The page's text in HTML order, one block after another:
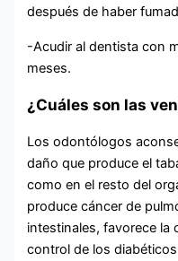
después de haber
-Acudir al dentista con
meses.
¿Cuáles son las
Los odontólogos
daño que produce el
como en el resto del
produce cáncer de
intestinales, favorece la
control de los